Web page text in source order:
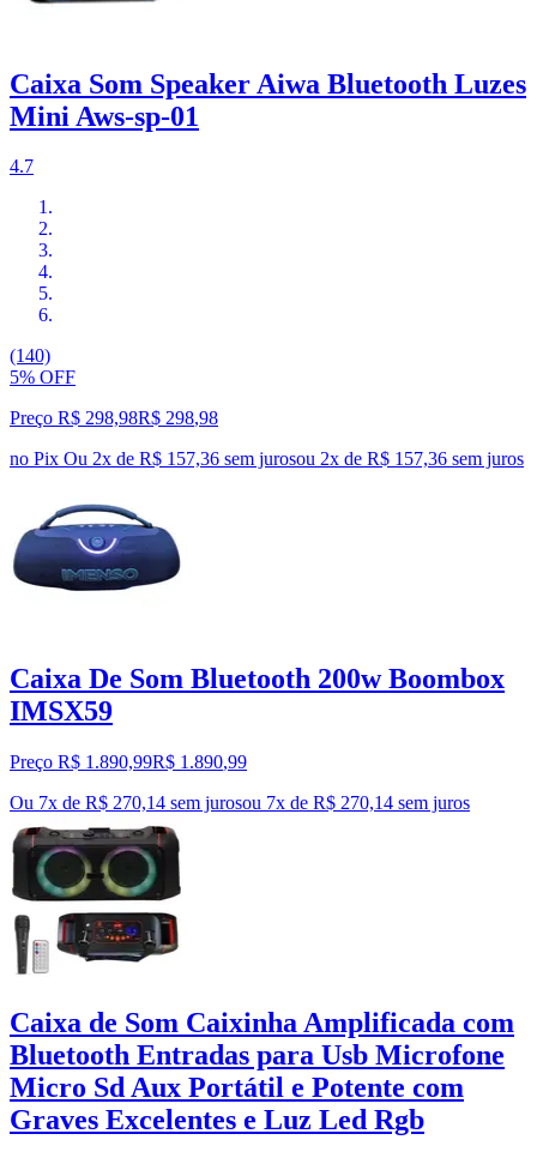
Caixa Som Speaker Aiwa Bluetooth Luzes
Mini Aws-sp-01
4.7
(140)
5% OFF
Preço R$ 298,98R$ 298,98
no Pix Ou 2x de R$ 157,36 sem jurosou 2x de R$ 157,36 sem juros
Caixa De Som Bluetooth 200w Boombox
IMSX59
Preço R$ 1.890,99R$ 1.890,99
Ou 7x de R$ 270,14 sem jurosou 7x de R$ 270,14 sem juros
Caixa de Som Caixinha Amplificada com
Bluetooth Entradas para Usb Microfone
Micro Sd Aux Portátil e Potente com
Graves Excelentes e Luz Led Rgb